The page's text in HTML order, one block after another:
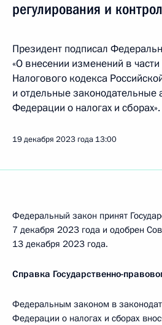
регулирования и
Президент подписал
«О внесении изменений в
Налогового кодекса
и отдельные законодательные
Федерации о налогах и сборах».
19 декабря 2023 года 13:00
Федеральный закон принят
7 декабря 2023 года и одобрен
13 декабря 2023 года.
Справка Государственно-
Федеральным законом в
Федерации о налогах и сборах